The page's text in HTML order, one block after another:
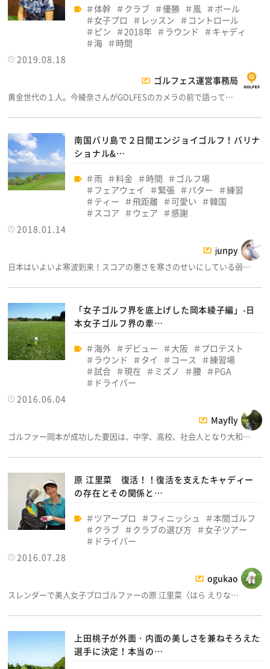
体幹 クラブ 優勝 風
ボール
女子プロ
レッスン
コントロール
ピン
2018年 ラウンド
キャディ
海
時間
2019.08.18
ゴルフェス運営事務局
黄金世代の１人。今綾奈さんがGOLFESのカメラの前で語って…
南国バリ島で２日間エンジョイゴルフ！バリナ
ショナル&…
雨 料金 時間
ゴルフ場
フェアウェイ
緊張 パター
練習
ティー
飛距離 可愛い
韓国
スコア
ウェア
感謝
2018.01.14
junpy
日本はいよいよ寒波到来！スコアの悪さを寒さのせいにしている弱…
「女子ゴルフ界を底上げした岡本綾子編」-日
本女子ゴルフ界の牽…
海外 デビュー 大阪
プロテスト
ラウンド
タイ コース
練習場
試合
現在 ミズノ 腰
PGA
ドライバー
2016.06.04
Mayfly
ゴルファー岡本が成功した要因は、中学、高校、社会人となり大和…
原 江里菜 復活！！復活を支えたキャディー
の存在とその関係と…
ツアープロ フィニッシュ
本間ゴルフ
クラブ
クラブの選び方
女子ツアー
ドライバー
2016.07.28
ogukao
スレンダーで美人女子プロゴルファーの原 江里菜（はら えりな…
上田桃子が外面・内面の美しさを兼ねそろえた
選手に決定！本当の…